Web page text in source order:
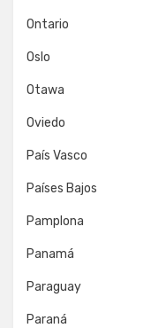
Ontario
Oslo
Otawa
Oviedo
País Vasco
Países Bajos
Pamplona
Panamá
Paraguay
Paraná